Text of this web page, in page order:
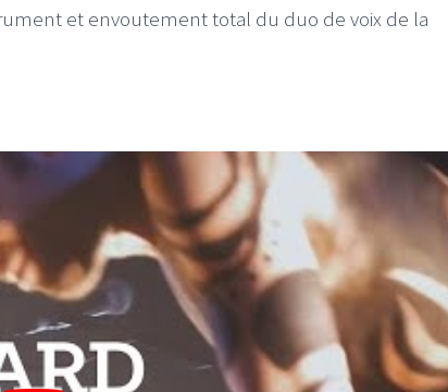
et envoutement total du duo de voix de la